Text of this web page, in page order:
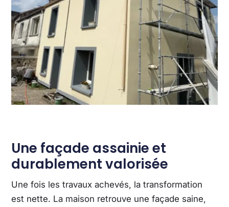
Une façade assainie et
durablement valorisée
Une fois les travaux achevés, la transformation
est nette. La maison retrouve une façade saine,